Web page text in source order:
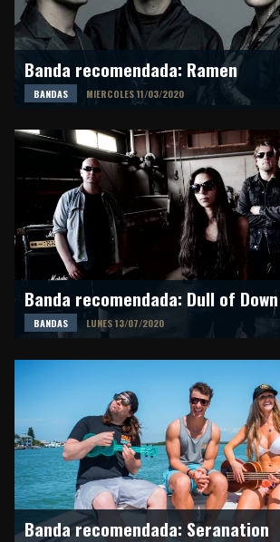
Banda recomendada: Ramen
BANDAS MIERCOLES 11/03/2020
Banda recomendada: Dull of Down
BANDAS LUNES 13/07/2020
Banda recomendada: Seranation